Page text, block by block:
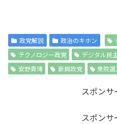
政党解説 政治のキホン
テクノロジー政党
デジタル民
安野貴博
新興政党 衆院
スポンサ
スポンサ